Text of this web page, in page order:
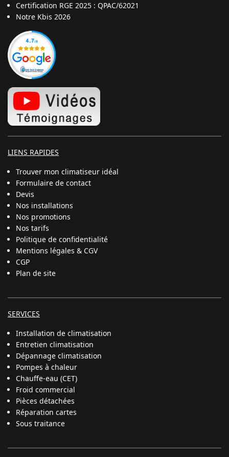
Certification RGE 2025 : QPAC/62021
Notre Kbis 2026
LIENS RAPIDES
Trouver mon climatiseur idéal
Formulaire de contact
Devis
Nos installations
Nos promotions
Nos tarifs
Politique de confidentialité
Mentions légales & CGV
CGP
Plan de site
SERVICES
Installation de climatisation
Entretien climatisation
Dépannage climatisation
Pompes à chaleur
Chauffe-eau (CET)
Froid commercial
Pièces détachées
Réparation cartes
Sous traitance